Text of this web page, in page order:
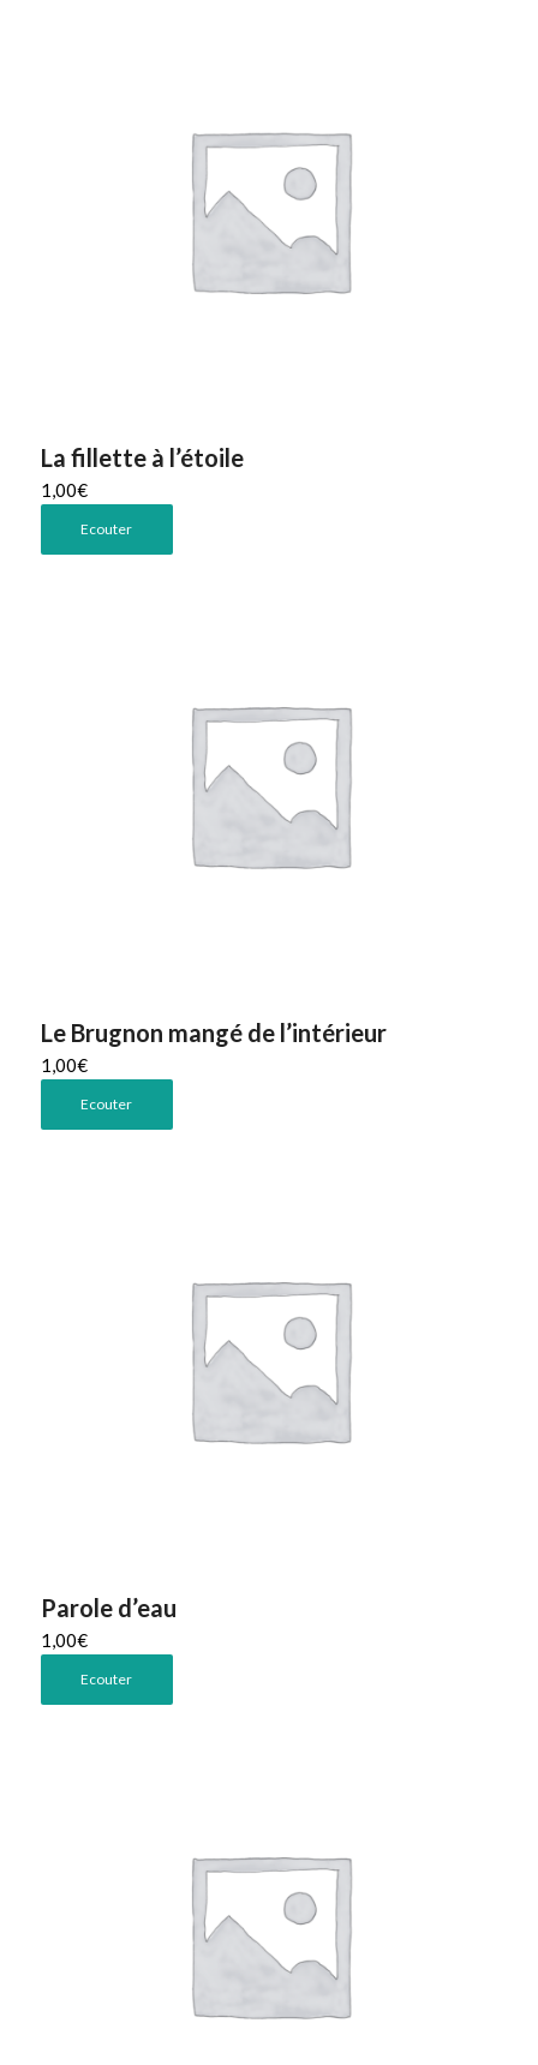
La fillette à l’étoile
1,00€
Ecouter
Le Brugnon mangé de l’intérieur
1,00€
Ecouter
Parole d’eau
1,00€
Ecouter